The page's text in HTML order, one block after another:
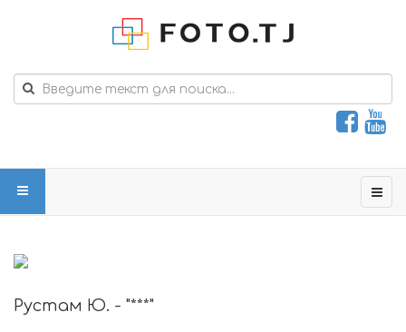
Рустам Ю. - "***"